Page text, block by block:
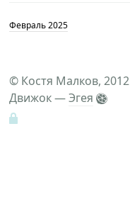
Февраль 2025
© Костя Малков, 2012
Движок —Эгея